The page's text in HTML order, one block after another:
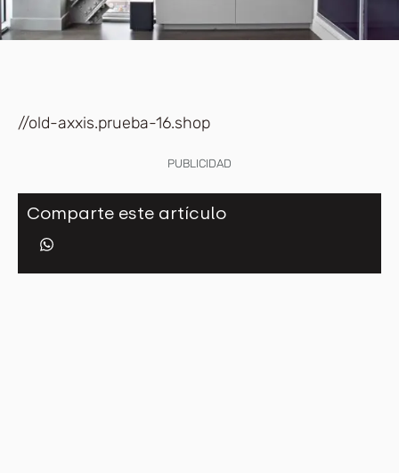
//old-axxis.prueba-16.shop
PUBLICIDAD
Comparte este artículo